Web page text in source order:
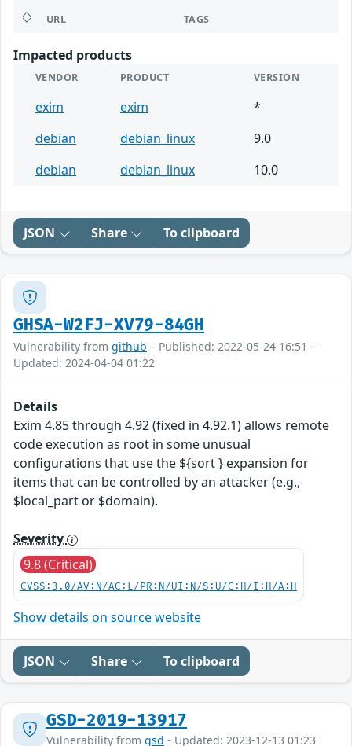
URL TAGS
Impacted products
VENDOR PRODUCT VERSION
exim exim
*
debian
debian_linux
9.0
debian
debian_linux 10.0
JSON Share To clipboard
GHSA-W2FJ-XV79-84GH
Vulnerability from github – Published: 2022-05-24 16:51 –
Updated: 2024-04-04 01:22
Details
Exim 4.85 through 4.92 (fixed in 4.92.1) allows remote
code execution as root in some unusual
configurations that use the ${sort } expansion for
items that can be controlled by an attacker (e.g.,
$local_part or $domain).
Severity
9.8 (Critical)
CVSS:3.0/AV:N/AC:L/PR:N/UI:N/S:U/C:H/I:H/A:H
Show details on source website
JSON Share To clipboard
GSD-2019-13917
Vulnerability from gsd - Updated: 2023-12-13 01:23